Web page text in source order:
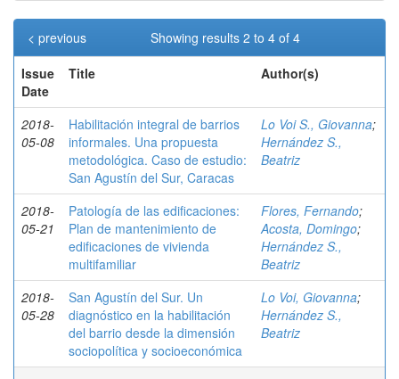
Showing results 2 to 4 of 4
< previous
Issue
Date
Title Author(s)
2018-
05-08
Habilitación integral de barrios
informales. Una propuesta
metodológica. Caso de estudio:
San Agustín del Sur, Caracas
Lo Voi S., Giovanna;
Hernández S.,
Beatriz
2018-
05-21
Patología de las edificaciones:
Plan de mantenimiento de
edificaciones de vivienda
multifamiliar
Flores, Fernando;
Acosta, Domingo;
Hernández S.,
Beatriz
2018-
05-28
San Agustín del Sur. Un
diagnóstico en la habilitación
del barrio desde la dimensión
sociopolítica y socioeconómica
Lo Voi, Giovanna;
Hernández S.,
Beatriz